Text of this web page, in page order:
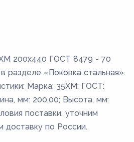
200x440 ГОСТ 8479 - 70
разделе «Поковка стальная».
Марка: 35ХМ; ГОСТ:
мм: 200,00; Высота, мм:
поставки, уточним
доставку по России.